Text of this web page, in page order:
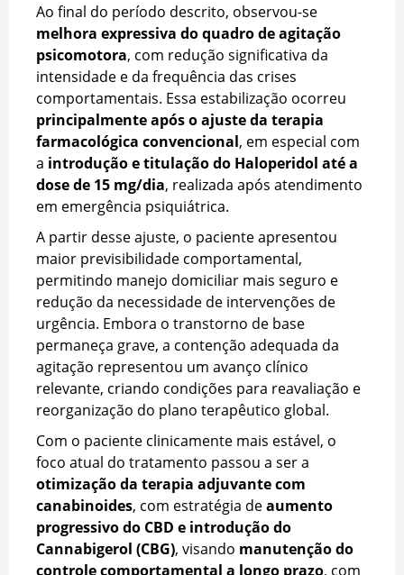
Ao final do período descrito, observou-se
melhora expressiva do quadro de agitação
psicomotora, com redução significativa da
intensidade e da frequência das crises
comportamentais. Essa estabilização ocorreu
principalmente após o ajuste da terapia
farmacológica convencional, em especial com
a introdução e titulação do Haloperidol até a
dose de 15 mg/dia, realizada após atendimento
em emergência psiquiátrica.
A partir desse ajuste, o paciente apresentou
maior previsibilidade comportamental,
permitindo manejo domiciliar mais seguro e
redução da necessidade de intervenções de
urgência. Embora o transtorno de base
permaneça grave, a contenção adequada da
agitação representou um avanço clínico
relevante, criando condições para reavaliação e
reorganização do plano terapêutico global.
Com o paciente clinicamente mais estável, o
foco atual do tratamento passou a ser a
otimização da terapia adjuvante com
canabinoides, com estratégia deaumento
progressivo do CBD e introdução do
Cannabigerol (CBG), visando manutenção do
controle comportamental a longo prazo, com